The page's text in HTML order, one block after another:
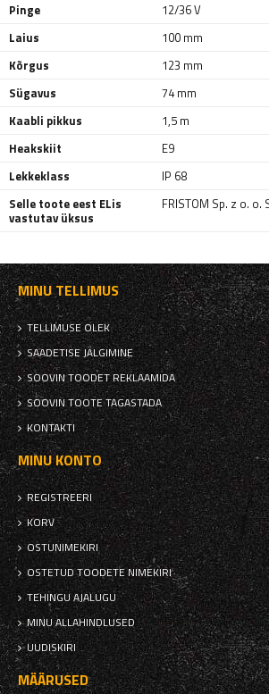
Pinge
12/36 V
Laius
100 mm
Kõrgus
123 mm
Sügavus
74 mm
Kaabli pikkus
1,5 m
Heakskiit
E9
Lekkeklass
IP 68
Selle toote eest ELis
vastutav üksus
FRISTOM Sp. z o. o.
MINU TELLIMUS
TELLIMUSE OLEK
SAADETISE JÄLGIMINE
SOOVIN TOODET REKLAAMIDA
SOOVIN TOOTE TAGASTADA
KONTAKTI
MINU KONTO
REGISTREERI
KORV
OSTUNIMEKIRI
OSTETUD TOODETE NIMEKIRI
TEHINGU AJALUGU
MINU ALLAHINDLUSED
UUDISKIRI
MÄÄRUSED